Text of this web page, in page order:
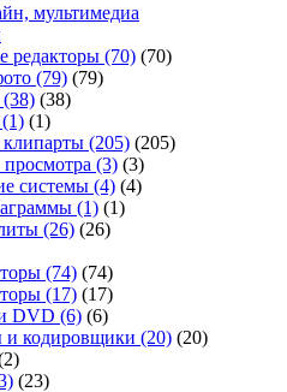
мультимедиа
редакторы (70) (70)
(79) (79)
(38) (38)
(1) (1)
(205) (205)
(3) (3)
системы (4) (4)
(1) (1)
(26) (26)
(74) (74)
(17) (17)
DVD (6) (6)
и кодировщики (20) (20)
(23)